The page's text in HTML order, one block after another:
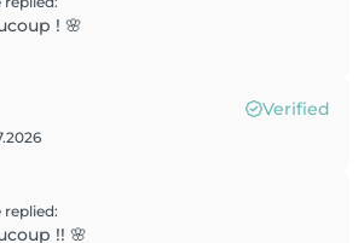
! 🌸
Verified
replied:
!! 🌸